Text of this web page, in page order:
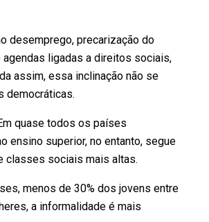
desemprego, precarização do
ligadas a direitos sociais,
assim, essa inclinação não se
democráticas.
quase todos os países
ensino superior, no entanto, segue
classes sociais mais altas.
menos de 30% dos jovens entre
a informalidade é mais